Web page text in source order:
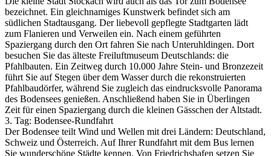
bezeichnet. Ein gleichnamiges Kunstwerk befindet sich am
südlichen Stadtausgang. Der liebevoll gepflegte Stadtgarten lädt
zum Flanieren und Verweilen ein. Nach einem geführten
Spaziergang durch den Ort fahren Sie nach Unteruhldingen. Dort
besuchen Sie das älteste Freiluftmuseum Deutschlands: die
Pfahlbauten. Ein Zeitweg durch 10.000 Jahre Stein- und Bronzezeit
führt Sie auf Stegen über dem Wasser durch die rekonstruierten
Pfahlbaudörfer, während Sie zugleich das eindrucksvolle Panorama
des Bodensees genießen. Anschließend haben Sie in Überlingen
Zeit für einen Spaziergang durch die kleinen Gässchen der Altstadt.
3. Tag: Bodensee-Rundfahrt
Der Bodensee teilt Wind und Wellen mit drei Ländern: Deutschland,
Schweiz und Österreich. Auf Ihrer Rundfahrt mit dem Bus lernen
Sie wunderschöne Städte kennen. Von Friedrichshafen setzen Sie